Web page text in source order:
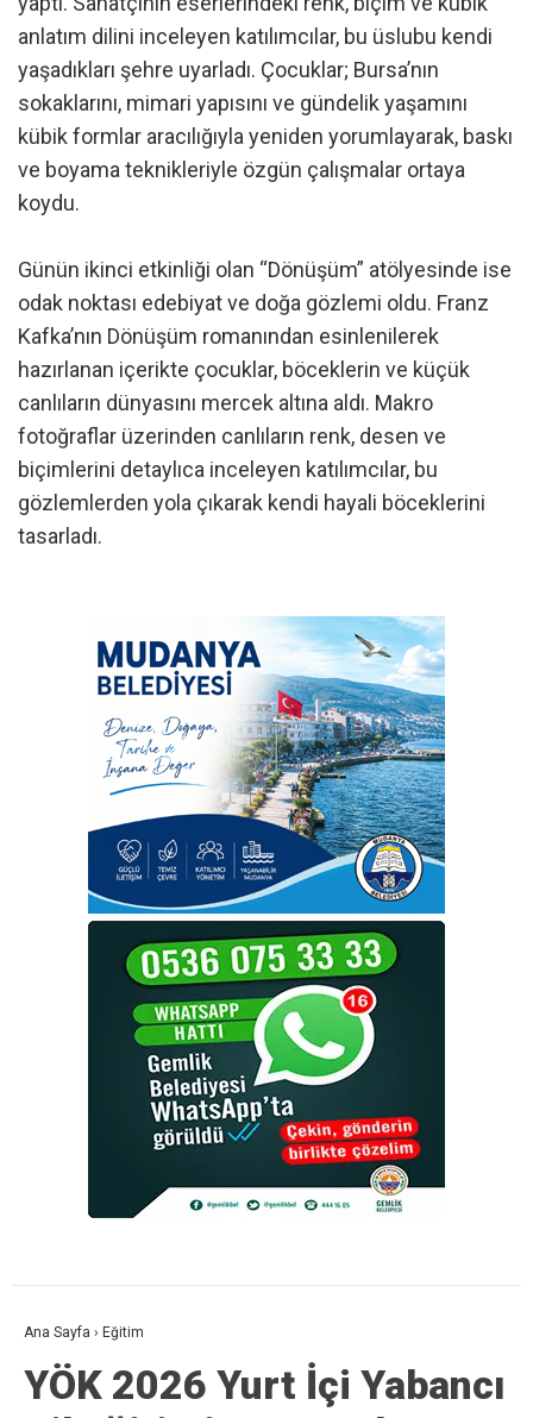
anlatım dilini inceleyen katılımcılar, bu üslubu kendi
yaşadıkları şehre uyarladı. Çocuklar; Bursa’nın
sokaklarını, mimari yapısını ve gündelik yaşamını
kübik formlar aracılığıyla yeniden yorumlayarak, baskı
ve boyama teknikleriyle özgün çalışmalar ortaya
koydu.
Günün ikinci etkinliği olan “Dönüşüm” atölyesinde ise
odak noktası edebiyat ve doğa gözlemi oldu. Franz
Kafka’nın Dönüşüm romanından esinlenilerek
hazırlanan içerikte çocuklar, böceklerin ve küçük
canlıların dünyasını mercek altına aldı. Makro
fotoğraflar üzerinden canlıların renk, desen ve
biçimlerini detaylıca inceleyen katılımcılar, bu
gözlemlerden yola çıkarak kendi hayali böceklerini
tasarladı.
Ana Sayfa › Eğitim
YÖK 2026 Yurt İçi Yabancı